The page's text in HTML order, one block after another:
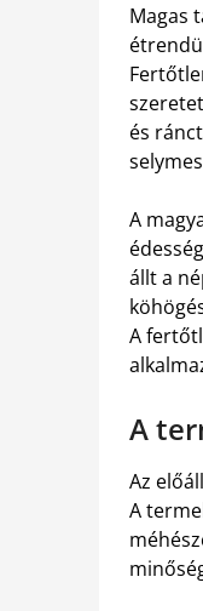
Magas
és
A
állt a
A
A
Az
A